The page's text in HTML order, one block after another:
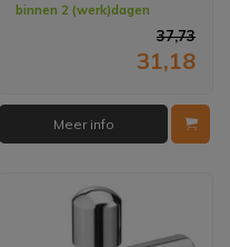
binnen 2 (werk)dagen
37,73
31,18
Meer info